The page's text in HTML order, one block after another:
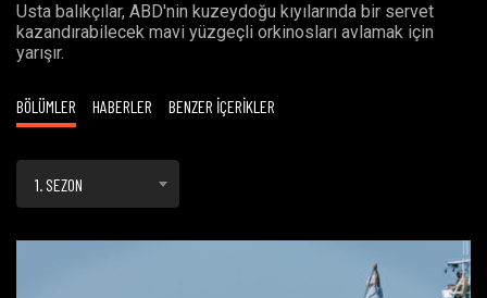
Usta balıkçılar, ABD'nin kuzeydoğu kıyılarında bir servet
kazandırabilecek mavi yüzgeçli orkinosları avlamak için
yarışır.
BÖLÜMLER HABERLER BENZER İÇERİKLER
1. SEZON